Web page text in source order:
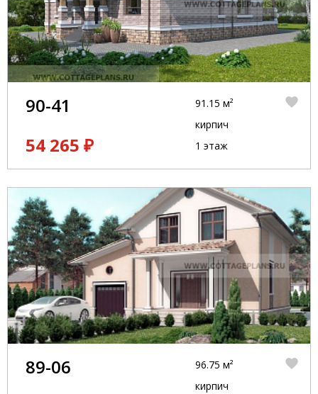
90-41
54 265 ₽
91.15 м²
кирпич
1 этаж
89-06
96.75 м²
кирпич